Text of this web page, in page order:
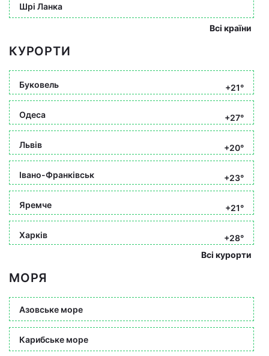
Шрі Ланка
Всі країни
КУРОРТИ
Буковель +21°
Одеса +27°
Львів +20°
Івано-Франківськ +23°
Яремче +21°
Харків
+28°
Всі курорти
МОРЯ
Азовське море
Карибське море